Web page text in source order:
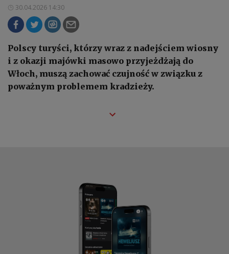
30.04.2026 14:30
Polscy turyści, którzy wraz z nadejściem wiosny
i z okazji majówki masowo przyjeżdżają do
Włoch, muszą zachować czujność w związku z
poważnym problemem kradzieży.